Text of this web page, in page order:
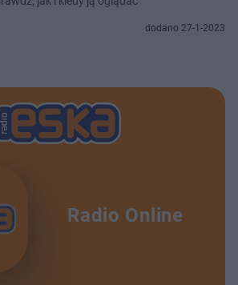
dodano 27-1-2023
Radio Online